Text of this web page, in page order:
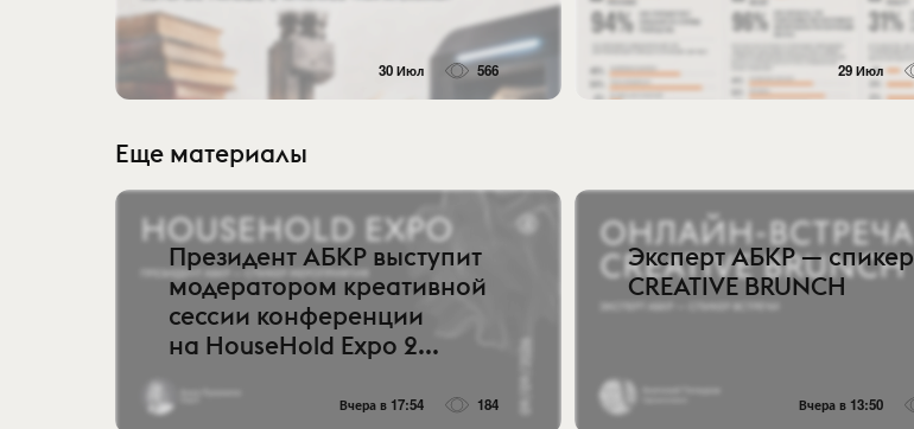
30 Июл 566 29 Июл
Еще материалы
Президент АБКР выступит
модератором креативной
сессии конференции
на HouseHold Expo 2...
Вчера в 17:54 184
Эксперт АБКР — спикер
CREATIVE BRUNCH
Вчера в 13:50